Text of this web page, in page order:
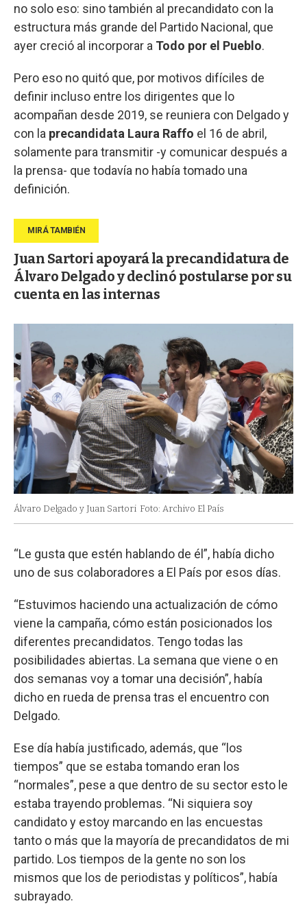
no solo eso: sino también al precandidato con la
estructura más grande del Partido Nacional, que
ayer creció al incorporar a Todo por el Pueblo.
Pero eso no quitó que, por motivos difíciles de
definir incluso entre los dirigentes que lo
acompañan desde 2019, se reuniera con Delgado y
con la precandidata Laura Raffo el 16 de abril,
solamente para transmitir -y comunicar después a
la prensa- que todavía no había tomado una
definición.
Juan Sartori apoyará la precandidatura de
Álvaro Delgado y declinó postularse por su
cuenta en las internas
Álvaro Delgado y Juan Sartori Foto: Archivo El País
“Le gusta que estén hablando de él”, había dicho
uno de sus colaboradores a El País por esos días.
“Estuvimos haciendo una actualización de cómo
viene la campaña, cómo están posicionados los
diferentes precandidatos. Tengo todas las
posibilidades abiertas. La semana que viene o en
dos semanas voy a tomar una decisión”, había
dicho en rueda de prensa tras el encuentro con
Delgado.
Ese día había justificado, además, que “los
tiempos” que se estaba tomando eran los
“normales”, pese a que dentro de su sector esto le
estaba trayendo problemas. “Ni siquiera soy
candidato y estoy marcando en las encuestas
tanto o más que la mayoría de precandidatos de mi
partido. Los tiempos de la gente no son los
mismos que los de periodistas y políticos”, había
subrayado.